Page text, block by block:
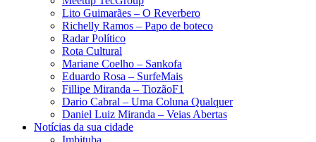
Lito Guimarães – O Reverbero
Richelly Ramos​ – Papo de boteco
Radar Político
Rota Cultural
Mariane Coelho – Sankofa
Eduardo Rosa​ – SurfeMais
Fillipe Miranda – TiozãoF1
Dario Cabral – Uma Coluna Qualquer
Daniel Luiz Miranda – Veias Abertas
Notícias da sua cidade
Imbituba